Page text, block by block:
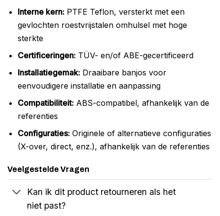
Interne kern:PTFE Teflon, versterkt met een
gevlochten roestvrijstalen omhulsel met hoge
sterkte
Certificeringen:TÜV- en/of ABE-gecertificeerd
Installatiegemak:Draaibare banjos voor
eenvoudigere installatie en aanpassing
Compatibiliteit:ABS-compatibel, afhankelijk van de
referenties
Configuraties:Originele of alternatieve configuraties
(X-over, direct, enz.), afhankelijk van de referenties
Veelgestelde Vragen
Kan ik dit product retourneren als het
niet past?